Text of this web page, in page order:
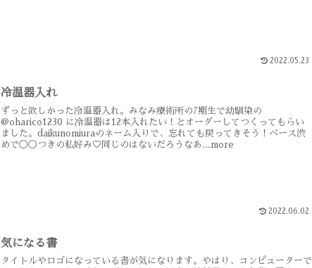
2022.05.23
冷温器入れ
ずっと欲しかった冷温器入れ。みなみ療術所の7期生で幼馴染の
@oharico1230 に冷温器は12本入れたい！とオーダーしてつくってもらい
ました。daikunomiuraのネーム入りで、忘れても戻ってきそう！ベース渋
めで◯◯つきの私好み♡同じのはないだろうなあ...more
2022.06.02
気になる書
タイトルやロゴになっている書が気になります。やはり、コンピューターで